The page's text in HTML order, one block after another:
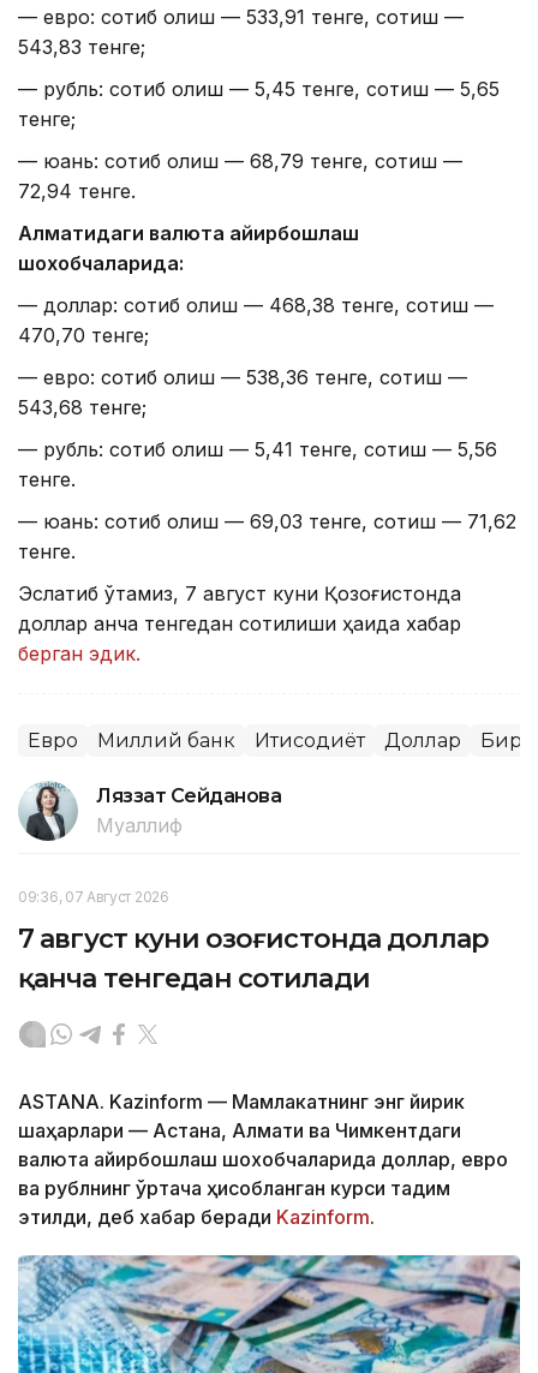
— евро: сотиб олиш — 533,91 тенге, сотиш —
543,83 тенге;
— рубль: сотиб олиш — 5,45 тенге, сотиш — 5,65
тенге;
— юань: сотиб олиш — 68,79 тенге, сотиш —
72,94 тенге.
Алматидаги валюта айирбошлаш
шохобчаларида:
— доллар: сотиб олиш — 468,38 тенге, сотиш —
470,70 тенге;
— евро: сотиб олиш — 538,36 тенге, сотиш —
543,68 тенге;
— рубль: сотиб олиш — 5,41 тенге, сотиш — 5,56
тенге.
— юань: сотиб олиш — 69,03 тенге, сотиш — 71,62
тенге.
Эслатиб ўтамиз, 7 август куни Қозоғистонда
доллар қанча тенгедан сотилиши ҳақида хабар
берган эдик.
Евро Миллий банк Иқтисодиёт Доллар
Ляззат Сейданова
Муаллиф
09:36, 07 Август 2026
7 август куни Қозоғистонда доллар
қанча тенгедан сотилади
ASTANA. Kazinform — Мамлакатнинг энг йирик
шаҳарлари — Астана, Алмати ва Чимкентдаги
валюта айирбошлаш шохобчаларида доллар, евро
ва рублнинг ўртача ҳисобланган курси тақдим
этилди, деб хабар беради Kazinform.